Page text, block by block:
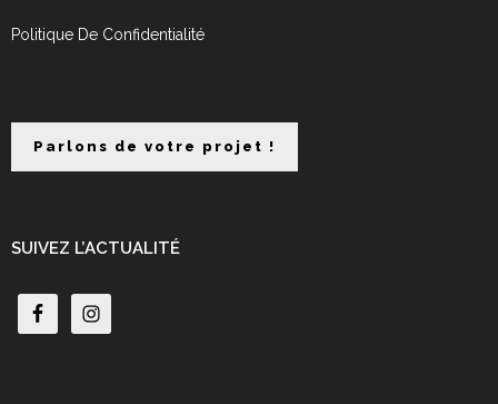
Politique De Confidentialité
Parlons de votre projet !
SUIVEZ L’ACTUALITÉ